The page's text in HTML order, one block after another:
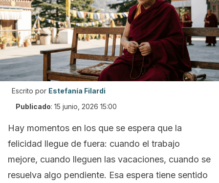
Escrito por Estefanía Filardi
Publicado: 15 junio, 2026 15:00
Hay momentos en los que se espera que la
felicidad llegue de fuera: cuando el trabajo
mejore, cuando lleguen las vacaciones, cuando se
resuelva algo pendiente. Esa espera tiene sentido